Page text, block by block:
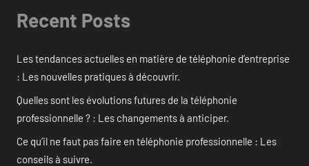
Recent Posts
Les tendances actuelles en matière de téléphonie d’entreprise
: Les nouvelles pratiques à découvrir.
Quelles sont les évolutions futures de la téléphonie
professionnelle ? : Les changements à anticiper.
Ce qu’il ne faut pas faire en téléphonie professionnelle : Les
conseils à suivre.